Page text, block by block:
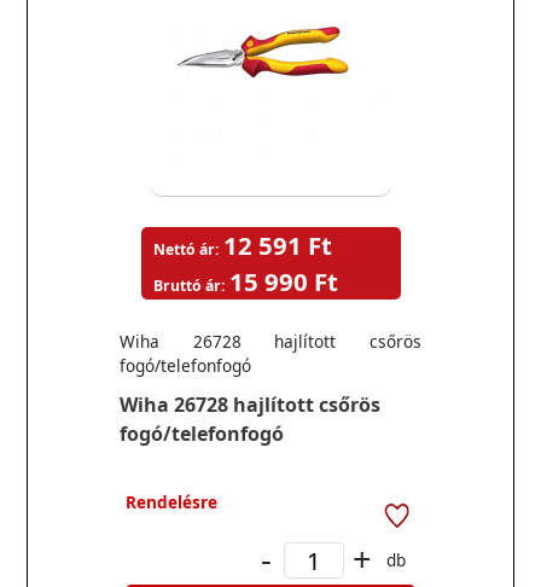
Wiha 26728 hajlított csőrös
fogó/telefonfogó
Wiha 26728 hajlított csőrös
fogó/telefonfogó
Nettó ár: 12 591 Ft
Bruttó ár: 15 990 Ft
Rendelésre
- +
db